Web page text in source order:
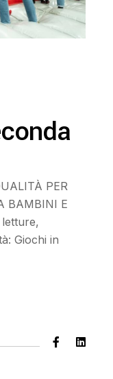
PER
BAMBINI E
Giochi in